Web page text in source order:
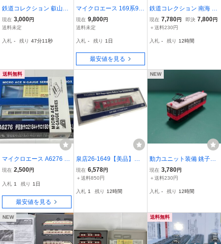
鉄道コレクション 叡山電
車デナ21型（125号車）A
現在 3,000円
送料未定
入札 - 残り 47分10秒
マイクロエース 169系90
0番台電車・冷房準備車
急行「志賀」3両セット A
現在 9,800円
送料未定
入札 - 残り 1日
最安値を見る
鉄道コレクション 南海 22
00系 2両セット Nゲー
ジ化
現在 7,780円 即決 7,800円
＋送料230円
入札 - 残り 12時間
送料無料
マイクロエース A6276 伊
豆急 サロ2184+サロ1801
両セット よりサロ1801の
み
現在 2,500円
入札 1 残り 1日
最安値を見る
泉店26-1649【美品】ト
ミックス 8614 長良川鉄
道 ナガラ300形(304号) 鉄
YTEC TOMIX i029
現在 6,578円
＋送料850円
入札 1 残り 12時間
NEW
動力ユニット装備 銚子電
鉄 デハ501 鉄道コレクシ
ョン Nゲージ 鉄コレ 鉄道
TEC 単品 M車 動力あり
現在 3,780円
＋送料230円
入札 - 残り 12時間
NEW 送料無料